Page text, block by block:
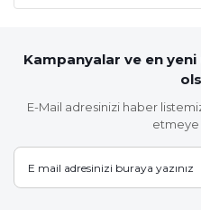
Kampanyalar ve en
E-Mail adresinizi haber
etmeye